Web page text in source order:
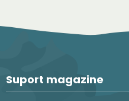
Suport magazine